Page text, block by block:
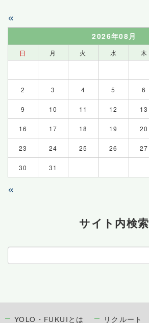
«
2026年08月
日 月 火 水 木
2 3 4 5 6
9 10 11 12 13
16 17 18 19 20
23 24 25 26 27
30 31
«
サイト内検索
YOLO・FUKUIとは リクルート